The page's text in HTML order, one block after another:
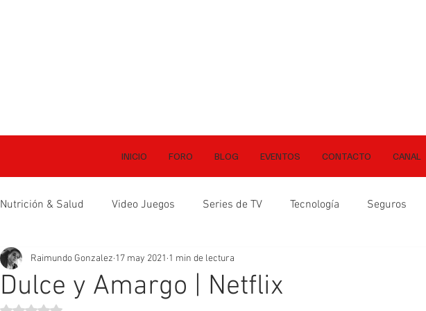
INICIO FORO BLOG EVENTOS CONTACTO CANAL
Nutrición & Salud Video Juegos Series de TV Tecnología Seguros
Dulce y Amargo | Netflix
Raimundo Gonzalez 17 may 2021 1 min de lectura